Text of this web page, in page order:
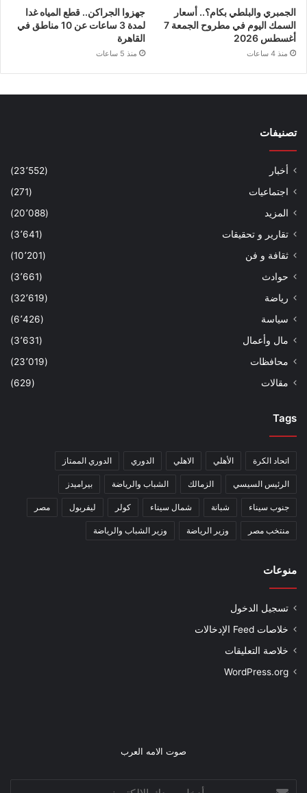
الجمبري والبلطي بكام؟.. أسعار
السمك اليوم في مطروح الجمعة 7
أغسطس 2026
منذ 4 ساعات
جهزوا الجراكن.. قطع المياه غدا
لمدة 3 ساعات عن 10 مناطق في
القاهرة
منذ 5 ساعات
تصنيفات
أخبار
(23٬552)
اجتماعيات
(271)
المزيد
(20٬088)
تقارير و تحقيقات
(3٬641)
ثقافة و فن
(10٬201)
حوادث
(3٬661)
رياضة
(32٬619)
سياسة
(6٬426)
مال وأعمال
(3٬631)
محافظات
(23٬019)
مقالات
(629)
Tags
اتحاد الكرة الأهلي الاهلي الدوري الدوري الممتاز
الرئيس السيسي الزمالك الشباب والرياضة بيراميدز
جنوب سيناء شبانة شمال سيناء كولر ليفربول مصر
منتخب مصر وزير الرياضة وزير الشباب والرياضة
منوعات
تسجيل الدخول
خلاصات Feed الإدخالات
خلاصة التعليقات
WordPress.org
صوت الامه العرب